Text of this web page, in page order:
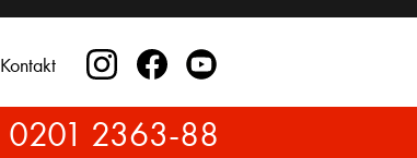
Kontakt
0201 2363-88